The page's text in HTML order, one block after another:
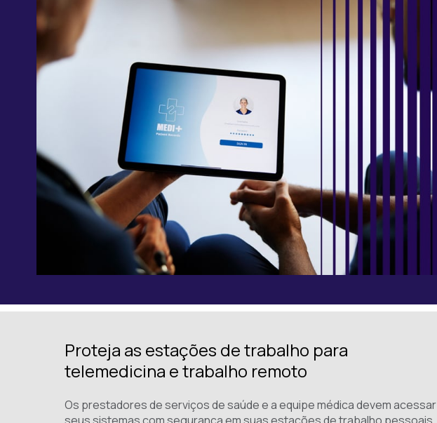
Proteja as estações de trabalho para
telemedicina e trabalho remoto
Os prestadores de serviços de saúde e a equipe médica devem acessar